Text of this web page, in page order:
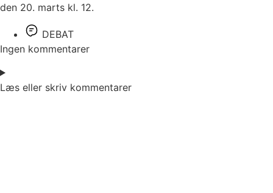
den 20. marts kl. 12.
DEBAT
Ingen kommentarer
Læs eller skriv kommentarer